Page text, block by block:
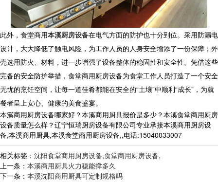
此外，食堂商用本溪厨房设备在电气方面的防护也十分到位。采用防漏电
设计，大大降低了触电风险，为工作人员的人身安全增添了一份保障；外
壳选用防火、材料，进一步增强了设备整体的稳固性和安全性。凭借这些
完备的安全防护举措，食堂商用厨房设备为食堂工作人员打造了一个安全
无忧的烹饪空间，让每一道佳肴都能在安全的“土壤”中顺利“成长”，为就
餐者呈上安心、健康的美食盛宴。
本溪商用厨房设备哪家好？本溪商用厨具报价是多少？本溪食堂商用厨房
设备质量怎么样？辽宁恒瑞厨房设备有限公司专业承接本溪商用厨房设
备,本溪商用厨具,本溪食堂商用厨房设备,,电话:15040033007
相关标签： 沈阳食堂商用厨房设备,食堂商用厨房设备,
上一条： 本溪商用厨具火力稳能撑多久
下一条： 本溪沈阳商用厨具可定制规格吗